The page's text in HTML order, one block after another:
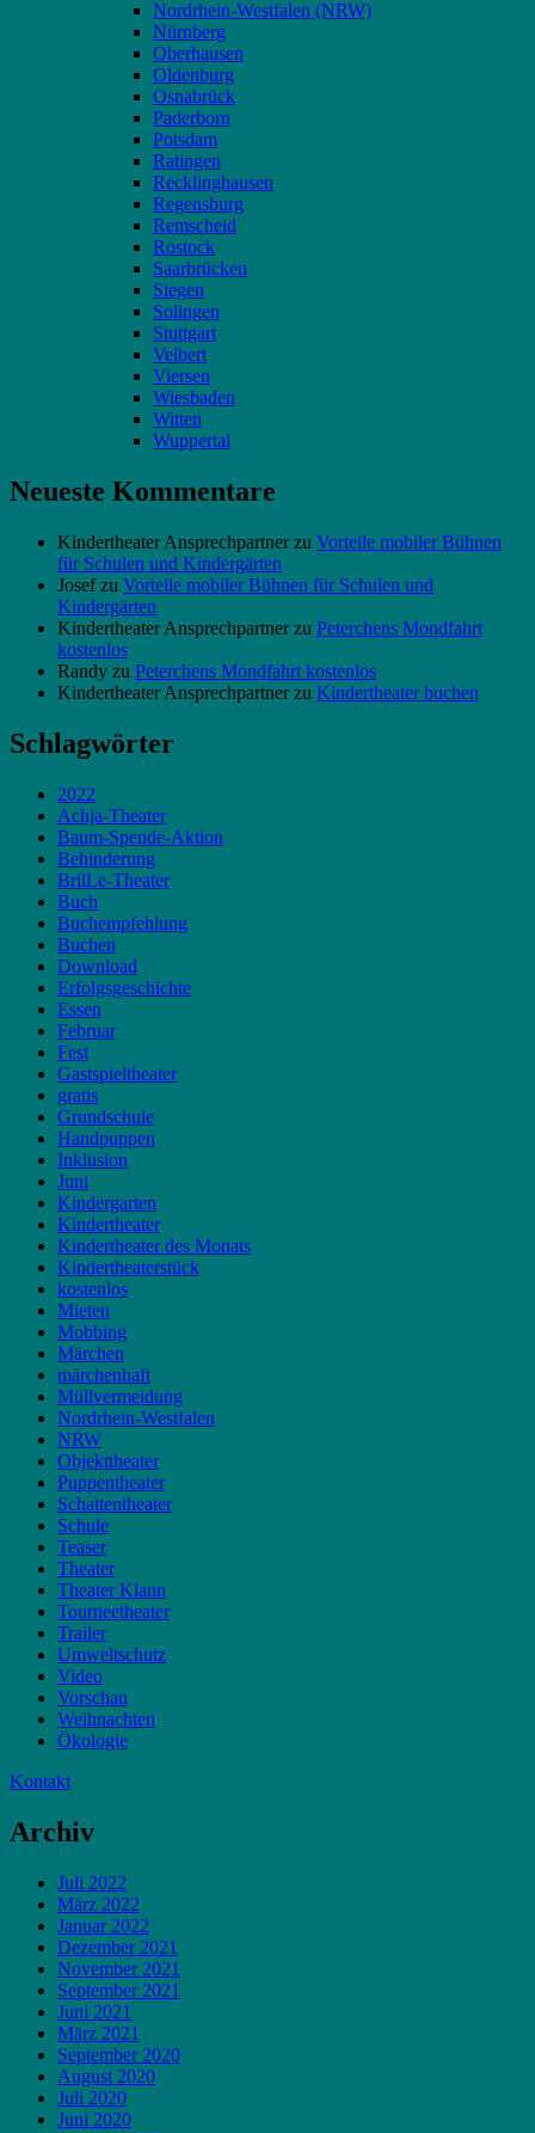
Nordrhein-Westfalen (NRW)
Nürnberg
Oberhausen
Oldenburg
Osnabrück
Paderborn
Potsdam
Ratingen
Recklinghausen
Regensburg
Remscheid
Rostock
Saarbrücken
Siegen
Solingen
Stuttgart
Velbert
Viersen
Wiesbaden
Witten
Wuppertal
Neueste Kommentare
Kindertheater Ansprechpartner zu Vorteile mobiler Bühnen
für Schulen und Kindergärten
Josefzu Vorteile mobiler Bühnen für Schulen und
Kindergärten
Kindertheater Ansprechpartner zu Peterchens Mondfahrt
kostenlos
Randy zu Peterchens Mondfahrt kostenlos
Kindertheater Ansprechpartner zu Kindertheater buchen
Schlagwörter
2022
Achja-Theater
Baum-Spende-Aktion
Behinderung
BrilLe-Theater
Buch
Buchempfehlung
Buchen
Download
Erfolgsgeschichte
Essen
Februar
Fest
Gastspieltheater
gratis
Grundschule
Handpuppen
Inklusion
Juni
Kindergarten
Kindertheater
Kindertheater des Monats
Kindertheaterstück
kostenlos
Mieten
Mobbing
Märchen
märchenhaft
Müllvermeidung
Nordrhein-Westfalen
NRW
Objekttheater
Puppentheater
Schattentheater
Schule
Teaser
Theater
Theater Klann
Tourneetheater
Trailer
Umweltschutz
Video
Vorschau
Weihnachten
Ökologie
Kontakt
Archiv
Juli 2022
März 2022
Januar 2022
Dezember 2021
November 2021
September 2021
Juni 2021
März 2021
September 2020
August 2020
Juli 2020
Juni 2020